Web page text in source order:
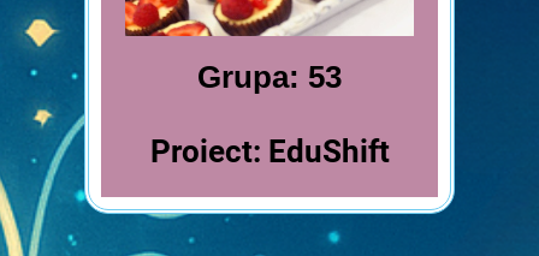
Grupa: 53
Proiect: EduShift